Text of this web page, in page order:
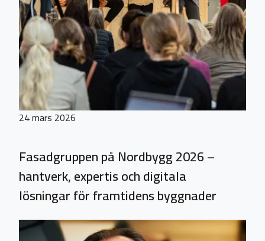
24 mars 2026
Fasadgruppen på Nordbygg 2026 –
hantverk, expertis och digitala
lösningar för framtidens byggnader